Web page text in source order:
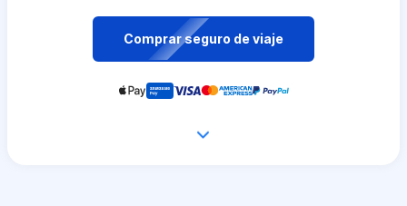
Comprar seguro de viaje